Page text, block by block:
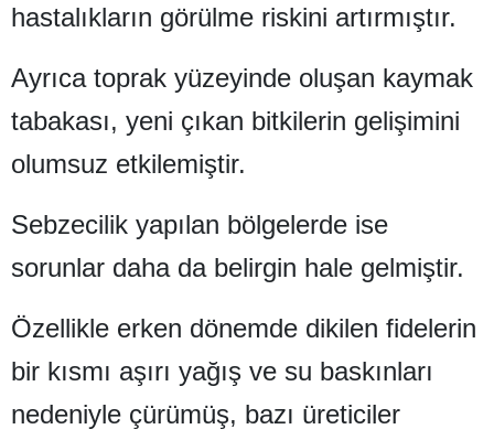
İzmir
Kars
Kastamonu
Kırklareli
Kırşehir
hastalıkların görülme riskini artırmıştır.
Ayrıca toprak yüzeyinde oluşan kaymak
tabakası, yeni çıkan bitkilerin gelişimini
olumsuz etkilemiştir.
Sebzecilik yapılan bölgelerde ise
sorunlar daha da belirgin hale gelmiştir.
Özellikle erken dönemde dikilen fidelerin
bir kısmı aşırı yağış ve su baskınları
nedeniyle çürümüş, bazı üreticiler